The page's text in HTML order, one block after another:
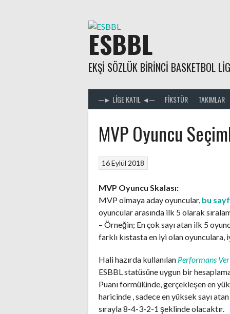
ESBBL
EKŞI SÖZLÜK BIRINCI BASKETBOL
─► LIGE KATIL ◄─ FIKSTÜR TAKIMLAR
MVP Oyuncu
16 Eylül 2018
MVP Oyuncu Skalası:
MVP olmaya aday oyuncular, bu
oyuncular arasında ilk 5 olarak
– Örneğin; En çok sayı atan ilk 5
farklı kıstasta en iyi olan
Hali hazırda kullanılan Performans
ESBBL statüsüne uygun bir
Puanı formülünde, gerçekleşen en
haricinde , sadece en yüksek sayı
sırayla 8-4-3-2-1 şeklinde olacaktır.